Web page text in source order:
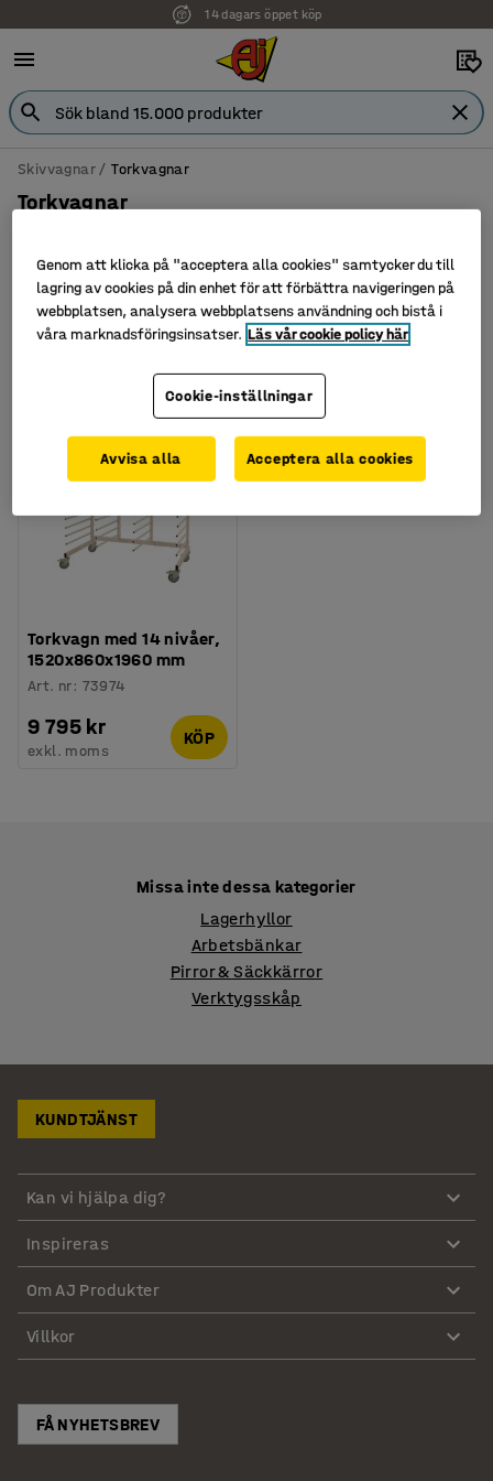
14 dagars öppet köp
Skivvagnar Torkvagnar
Torkvagnar
Filtrera Sortera
Torkvagn med 14 nivåer,
1520x860x1960 mm
Art. nr: 73974
9 795 kr
exkl. moms
KÖP
Missa inte dessa kategorier
Lagerhyllor
Arbetsbänkar
Pirror & Säckkärror
Verktygsskåp
KUNDTJÄNST
Kan vi hjälpa dig?
Inspireras
Om AJ Produkter
Villkor
FÅ NYHETSBREV
Genom att klicka på "acceptera alla cookies" samtycker du till
lagring av cookies på din enhet för att förbättra navigeringen på
webbplatsen, analysera webbplatsens användning och bistå i
våra marknadsföringsinsatser. Läs vår cookie policy här
Cookie-inställningar
Avvisa alla Acceptera alla cookies